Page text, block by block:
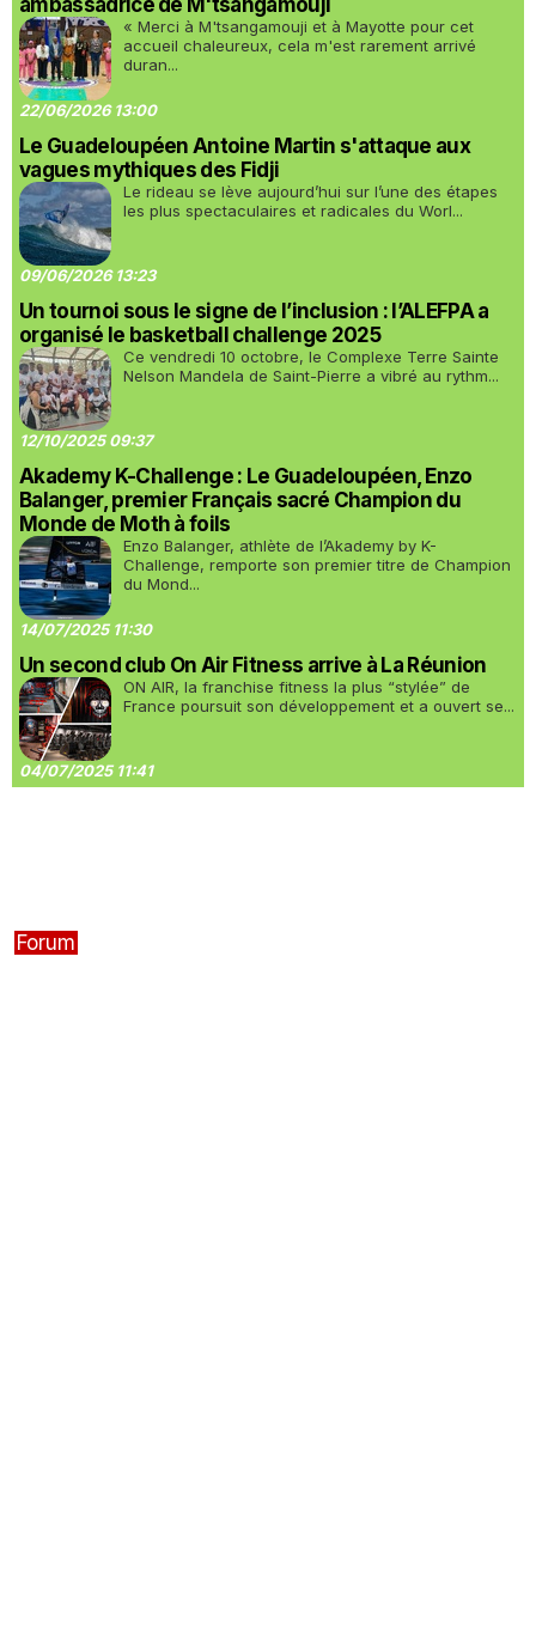
ambassadrice de M'tsangamouji
« Merci à M'tsangamouji et à Mayotte pour cet
accueil chaleureux, cela m'est rarement arrivé
duran...
22/06/2026 13:00
Le Guadeloupéen Antoine Martin s'attaque aux
vagues mythiques des Fidji
Le rideau se lève aujourd’hui sur l’une des étapes
les plus spectaculaires et radicales du Worl...
09/06/2026 13:23
Un tournoi sous le signe de l’inclusion : l’ALEFPA a
organisé le basketball challenge 2025
Ce vendredi 10 octobre, le Complexe Terre Sainte
Nelson Mandela de Saint-Pierre a vibré au rythm...
12/10/2025 09:37
Akademy K-Challenge : Le Guadeloupéen, Enzo
Balanger, premier Français sacré Champion du
Monde de Moth à foils
Enzo Balanger, athlète de l’Akademy by K-
Challenge, remporte son premier titre de Champion
du Mond...
14/07/2025 11:30
Un second club On Air Fitness arrive à La Réunion
ON AIR, la franchise fitness la plus “stylée” de
France poursuit son développement et a ouvert se...
04/07/2025 11:41
Forum